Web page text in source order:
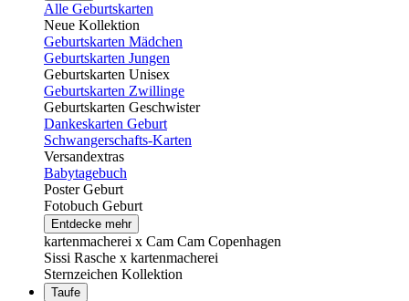
Alle Geburtskarten
Neue Kollektion
Geburtskarten Mädchen
Geburtskarten Jungen
Geburtskarten Unisex
Geburtskarten Zwillinge
Geburtskarten Geschwister
Dankeskarten Geburt
Schwangerschafts-Karten
Versandextras
Babytagebuch
Poster Geburt
Fotobuch Geburt
Entdecke mehr
kartenmacherei x Cam Cam Copenhagen
Sissi Rasche x kartenmacherei
Sternzeichen Kollektion
Taufe